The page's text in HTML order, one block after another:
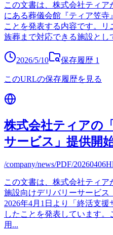
この文書は、株式会社ティア
にある葬儀会館『ティア笠
ことを発表する内容です。
族葬まで対応できる施設とし
2026/5/10 保存履歴 1
このURLの保存履歴を見る
株式会社ティアの
サービス」提供開
/company/news/PDF/
この文書は、株式会社ティ
施設向けデリバリーサービス
2026年4月1日より「終活支
したことを発表しています
用 ...